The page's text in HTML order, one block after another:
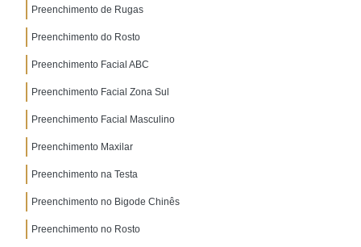
Preenchimento de Rugas
Preenchimento do Rosto
Preenchimento Facial ABC
Preenchimento Facial Zona Sul
Preenchimento Facial Masculino
Preenchimento Maxilar
Preenchimento na Testa
Preenchimento no Bigode Chinês
Preenchimento no Rosto